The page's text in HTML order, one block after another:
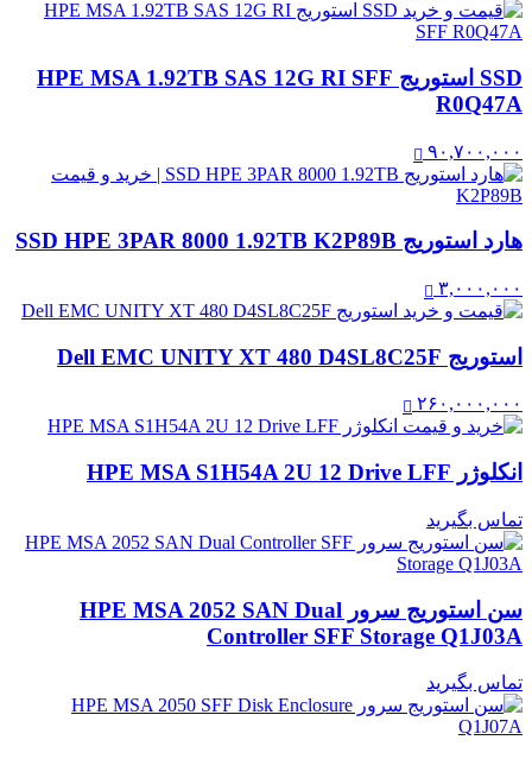
SSD استوریج HPE MSA 1.92TB SAS 12G RI SFF
R0Q47A
۹۰,۷۰۰,۰۰۰
هارد استوریج SSD HPE 3PAR 8000 1.92TB K2P89B
۳,۰۰۰,۰۰۰
استوریج Dell EMC UNITY XT 480 D4SL8C25F
۲۶۰,۰۰۰,۰۰۰
انکلوژر HPE MSA S1H54A 2U 12 Drive LFF
تماس بگیرید
سن استوریج سرور HPE MSA 2052 SAN Dual
Controller SFF Storage Q1J03A
تماس بگیرید